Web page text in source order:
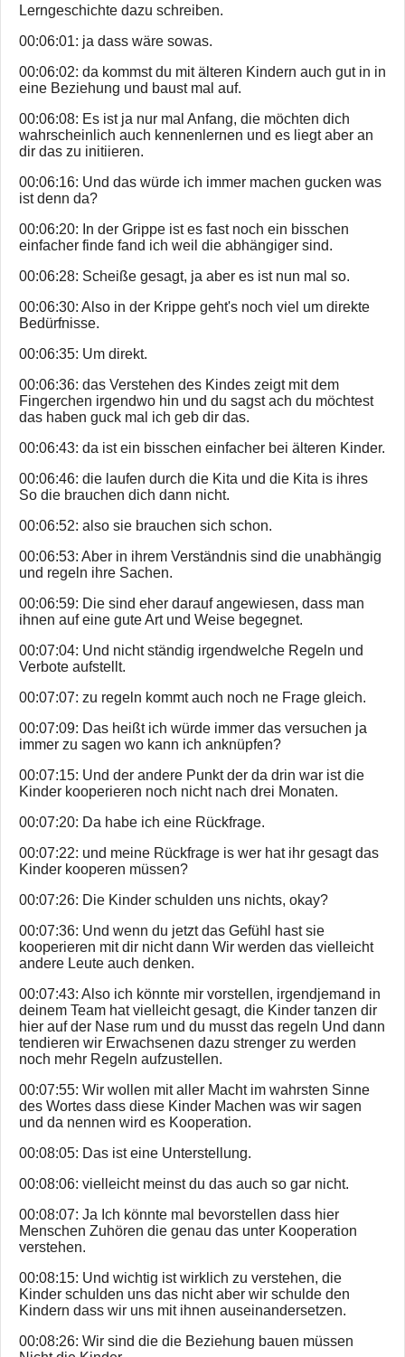
Lerngeschichte dazu schreiben.
00:06:01: ja dass wäre sowas.
00:06:02: da kommst du mit älteren Kindern auch gut in in
eine Beziehung und baust mal auf.
00:06:08: Es ist ja nur mal Anfang, die möchten dich
wahrscheinlich auch kennenlernen und es liegt aber an
dir das zu initiieren.
00:06:16: Und das würde ich immer machen gucken was
ist denn da?
00:06:20: In der Grippe ist es fast noch ein bisschen
einfacher finde fand ich weil die abhängiger sind.
00:06:28: Scheiße gesagt, ja aber es ist nun mal so.
00:06:30: Also in der Krippe geht's noch viel um direkte
Bedürfnisse.
00:06:35: Um direkt.
00:06:36: das Verstehen des Kindes zeigt mit dem
Fingerchen irgendwo hin und du sagst ach du möchtest
das haben guck mal ich geb dir das.
00:06:43: da ist ein bisschen einfacher bei älteren Kinder.
00:06:46: die laufen durch die Kita und die Kita is ihres
So die brauchen dich dann nicht.
00:06:52: also sie brauchen sich schon.
00:06:53: Aber in ihrem Verständnis sind die unabhängig
und regeln ihre Sachen.
00:06:59: Die sind eher darauf angewiesen, dass man
ihnen auf eine gute Art und Weise begegnet.
00:07:04: Und nicht ständig irgendwelche Regeln und
Verbote aufstellt.
00:07:07: zu regeln kommt auch noch ne Frage gleich.
00:07:09: Das heißt ich würde immer das versuchen ja
immer zu sagen wo kann ich anknüpfen?
00:07:15: Und der andere Punkt der da drin war ist die
Kinder kooperieren noch nicht nach drei Monaten.
00:07:20: Da habe ich eine Rückfrage.
00:07:22: und meine Rückfrage is wer hat ihr gesagt das
Kinder kooperen müssen?
00:07:26: Die Kinder schulden uns nichts, okay?
00:07:36: Und wenn du jetzt das Gefühl hast sie
kooperieren mit dir nicht dann Wir werden das vielleicht
andere Leute auch denken.
00:07:43: Also ich könnte mir vorstellen, irgendjemand in
deinem Team hat vielleicht gesagt, die Kinder tanzen dir
hier auf der Nase rum und du musst das regeln Und dann
tendieren wir Erwachsenen dazu strenger zu werden
noch mehr Regeln aufzustellen.
00:07:55: Wir wollen mit aller Macht im wahrsten Sinne
des Wortes dass diese Kinder Machen was wir sagen
und da nennen wird es Kooperation.
00:08:05: Das ist eine Unterstellung.
00:08:06: vielleicht meinst du das auch so gar nicht.
00:08:07: Ja Ich könnte mal bevorstellen dass hier
Menschen Zuhören die genau das unter Kooperation
verstehen.
00:08:15: Und wichtig ist wirklich zu verstehen, die
Kinder schulden uns das nicht aber wir schulde den
Kindern dass wir uns mit ihnen auseinandersetzen.
00:08:26: Wir sind die die Beziehung bauen müssen